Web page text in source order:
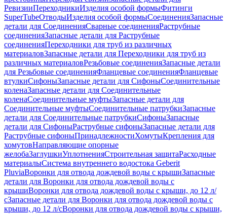
РевизииПереходникиИзделия особой формыФитинги
SuperTubeОтводыИзделия особой формыСоединенияЗапасные
детали для СоединенияСварные соединенияРаструбные
соединенияЗапасные детали для Раструбные
соединенияПереходники для труб из различных
материаловЗапасные детали для Переходники для труб из
различных материаловРезьбовые соединенияЗапасные детали
для Резьбовые соединенияФланцевые соединенияФланцевые
втулкиСифоныЗапасные детали для СифоныСоединительные
коленаЗапасные детали для Соединительные
коленаСоединительные муфтыЗапасные детали для
Соединительные муфтыСоединительные патрубкиЗапасные
детали для Соединительные патрубкиСифоныЗапасные
детали для СифоныРаструбные сифоныЗапасные детали для
Раструбные сифоныПринадлежностиХомутыКрепления для
хомутовНаправляющие опорные
желобаЗаглушкиУплотненияСтроительная защитаРасходные
материалыСистема внутреннего водостока Geberit
PluviaВоронки для отвода дождевой воды с крышиЗапасные
детали для Воронки для отвода дождевой воды с
крышиВоронки для отвода дождевой воды с крыши, до 12 л/
сЗапасные детали для Воронки для отвода дождевой воды с
крыши, до 12 л/сВоронки для отвода дождевой воды с крыши,